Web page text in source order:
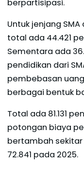
berpartisipasi.
Untuk jenjang
total ada 44.421
Sementara ada
pendidikan dari
pembebasan
berbagai bentuk
Total ada 81.131
potongan biaya
bertambah
72.841 pada 2025.